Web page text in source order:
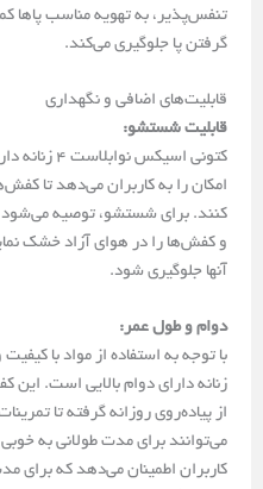
تنفس‌پذیر، به تهویه مناسب پاها
گرفتن پا جلوگیری می‌کند.
قابلیت‌های اضافی و نگهداری
قابلیت شستشو:
کتونی
امکان را به کاربران می‌دهد تا
کنند. برای شستشو، توصیه می‌شود
و کفش‌ها را در هوای آزاد خشک
آنها جلوگیری شود.
دوام و طول عمر:
زنانه دارای دوام بالایی است. این
از پیاده‌روی روزانه گرفته تا
می‌توانند برای مدت طولانی به
کاربران اطمینان می‌دهد که برای